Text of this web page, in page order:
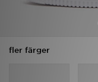
fler färger